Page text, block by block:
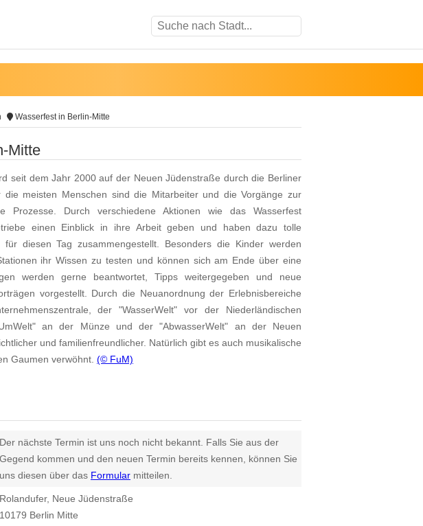
Wasserfest in Berlin-Mitte
Mitte
seit dem Jahr 2000 auf der Neuen Jüdenstraße durch die Berliner
die meisten Menschen sind die Mitarbeiter und die Vorgänge zur
Prozesse. Durch verschiedene Aktionen wie das Wasserfest
einen Einblick in ihre Arbeit geben und haben dazu tolle
für diesen Tag zusammengestellt. Besonders die Kinder werden
ihr Wissen zu testen und können sich am Ende über eine
werden gerne beantwortet, Tipps weitergegeben und neue
vorgestellt. Durch die Neuanordnung der Erlebnisbereiche
der "WasserWelt" vor der Niederländischen
an der Münze und der "AbwasserWelt" an der Neuen
und familienfreundlicher. Natürlich gibt es auch musikalische
Gaumen verwöhnt. (© FuM)
Der nächste Termin ist uns noch nicht bekannt. Falls Sie aus der
Gegend kommen und den neuen Termin bereits kennen, können Sie
uns diesen über das Formular mitteilen.
Rolandufer, Neue Jüdenstraße
10179 Berlin Mitte